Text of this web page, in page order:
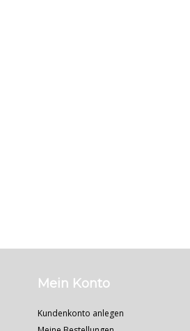
Mein Konto
Kundenkonto anlegen